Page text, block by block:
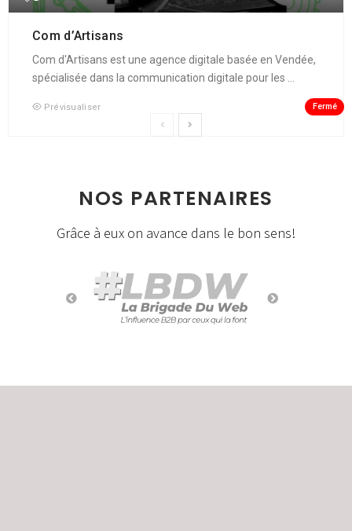
Com d’Artisans
Com d'Artisans est une agence digitale basée en Vendée,
spécialisée dans la communication digitale pour les ...
Prévisualiser Fermé
NOS PARTENAIRES
Grâce à eux on avance dans le bon sens!